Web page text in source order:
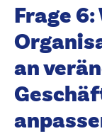
Frage
an